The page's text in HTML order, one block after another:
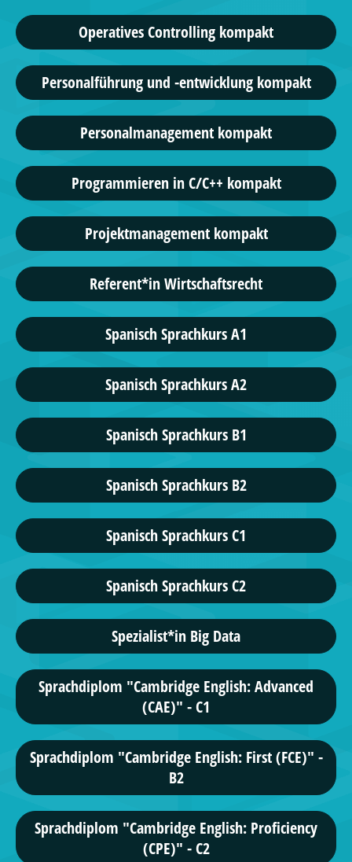
Operatives Controlling kompakt
Personalführung und -entwicklung kompakt
Personalmanagement kompakt
Programmieren in C/C++ kompakt
Projektmanagement kompakt
Referent*in Wirtschaftsrecht
Spanisch Sprachkurs A1
Spanisch Sprachkurs A2
Spanisch Sprachkurs B1
Spanisch Sprachkurs B2
Spanisch Sprachkurs C1
Spanisch Sprachkurs C2
Spezialist*in Big Data
Sprachdiplom "Cambridge English: Advanced
(CAE)" - C1
Sprachdiplom "Cambridge English: First (FCE)" -
B2
Sprachdiplom "Cambridge English: Proficiency
(CPE)" - C2